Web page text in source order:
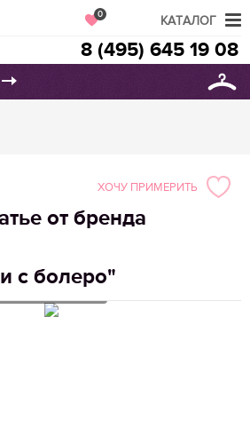
0
8 (495) 645 19 08
от бренда
с болеро"
ХОЧУ ПРИМЕРИТЬ
КАТАЛОГ